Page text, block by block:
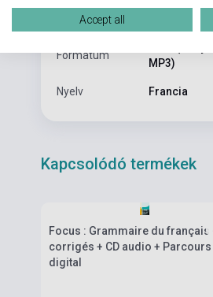
Kiadás sorszám
Formátum
MP3)
Nyelv Francia
Kapcsolódó termékek
Focus : Grammaire du français +
corrigés + CD audio + Parcours
digital
Accept all